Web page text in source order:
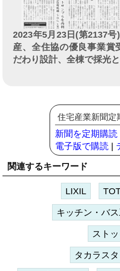
2023年5月23日(第2137
産、全住協の優良事業賞
だわり設計、全棟で採光
住宅産業新聞定
新聞を定期購読
電子版で購読
関連するキーワード
LIXIL
キッチン・バ
ストッ
タカラス